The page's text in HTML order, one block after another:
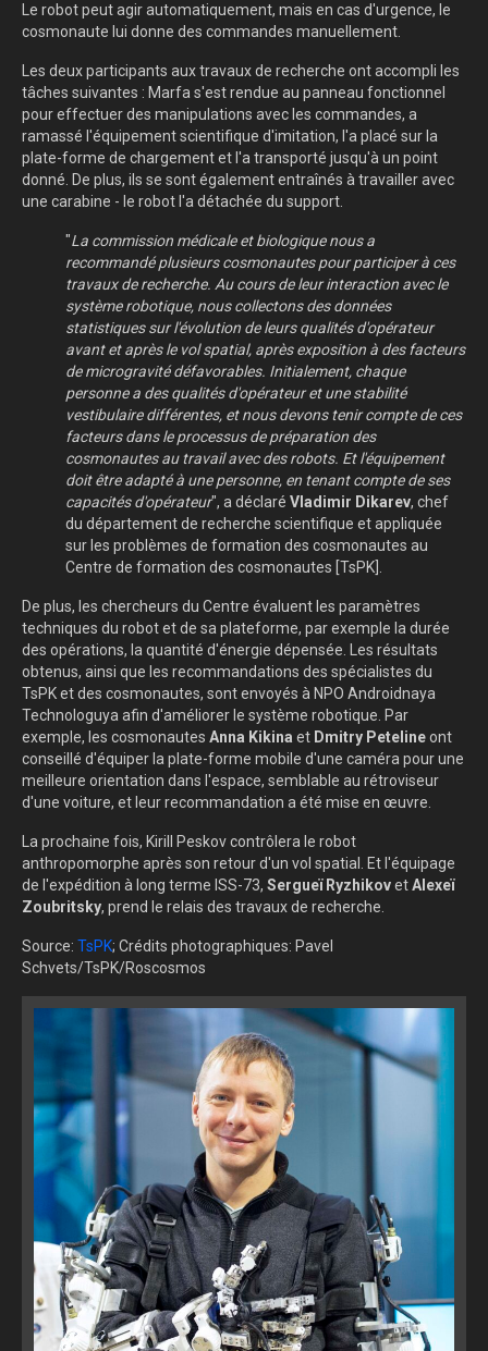
Le robot peut agir automatiquement, mais en cas d'urgence, le
cosmonaute lui donne des commandes manuellement.
Les deux participants aux travaux de recherche ont accompli les
tâches suivantes : Marfa s'est rendue au panneau fonctionnel
pour effectuer des manipulations avec les commandes, a
ramassé l'équipement scientifique d'imitation, l'a placé sur la
plate-forme de chargement et l'a transporté jusqu'à un point
donné. De plus, ils se sont également entraînés à travailler avec
une carabine - le robot l'a détachée du support.
"La commission médicale et biologique nous a
recommandé plusieurs cosmonautes pour participer à ces
travaux de recherche. Au cours de leur interaction avec le
système robotique, nous collectons des données
statistiques sur l'évolution de leurs qualités d'opérateur
avant et après le vol spatial, après exposition à des facteurs
de microgravité défavorables. Initialement, chaque
personne a des qualités d'opérateur et une stabilité
vestibulaire différentes, et nous devons tenir compte de ces
facteurs dans le processus de préparation des
cosmonautes au travail avec des robots. Et l'équipement
doit être adapté à une personne, en tenant compte de ses
capacités d'opérateur", a déclaré Vladimir Dikarev, chef
du département de recherche scientifique et appliquée
sur les problèmes de formation des cosmonautes au
Centre de formation des cosmonautes [TsPK].
De plus, les chercheurs du Centre évaluent les paramètres
techniques du robot et de sa plateforme, par exemple la durée
des opérations, la quantité d'énergie dépensée. Les résultats
obtenus, ainsi que les recommandations des spécialistes du
TsPK et des cosmonautes, sont envoyés à NPO Androidnaya
Technologuya afin d'améliorer le système robotique. Par
exemple, les cosmonautes Anna Kikina et Dmitry Petelineont
conseillé d'équiper la plate-forme mobile d'une caméra pour une
meilleure orientation dans l'espace, semblable au rétroviseur
d'une voiture, et leur recommandation a été mise en œuvre.
La prochaine fois, Kirill Peskov contrôlera le robot
anthropomorphe après son retour d'un vol spatial. Et l'équipage
de l'expédition à long terme ISS-73, Sergueï RyzhikovetAlexeï
Zoubritsky, prend le relais des travaux de recherche.
Source: TsPK; Crédits photographiques: Pavel
Schvets/TsPK/Roscosmos